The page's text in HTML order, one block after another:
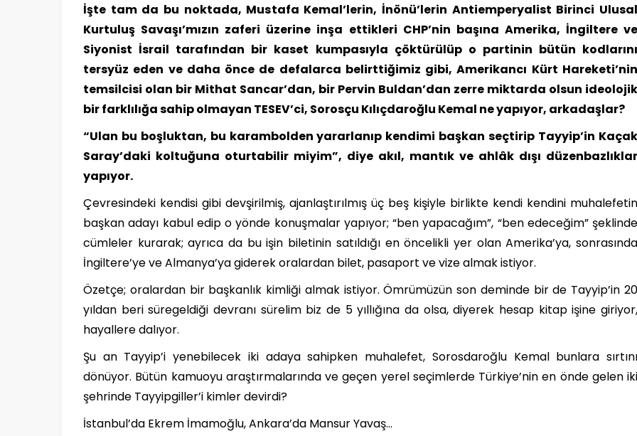
İşte tam da bu noktada, Mustafa Kemal’lerin, İnönü’lerin Antiemperyalist Birinci Ulusal
Kurtuluş Savaşı’mızın zaferi üzerine inşa ettikleri CHP’nin başına Amerika, İngiltere ve
Siyonist İsrail tarafından bir kaset kumpasıyla çöktürülüp o partinin bütün kodlarını
tersyüz eden ve daha önce de defalarca belirttiğimiz gibi, Amerikancı Kürt Hareketi’nin
temsilcisi olan bir Mithat Sancar’dan, bir Pervin Buldan’dan zerre miktarda olsun ideolojik
bir farklılığa sahip olmayan TESEV’ci, Sorosçu Kılıçdaroğlu Kemal ne yapıyor, arkadaşlar?
“Ulan bu boşluktan, bu karambolden yararlanıp kendimi başkan seçtirip Tayyip’in Kaçak
Saray’daki koltuğuna oturtabilir miyim”, diye akıl, mantık ve ahlâk dışı düzenbazlıklar
yapıyor.
Çevresindeki kendisi gibi devşirilmiş, ajanlaştırılmış üç beş kişiyle birlikte kendi kendini muhalefetin
başkan adayı kabul edip o yönde konuşmalar yapıyor; “ben yapacağım”, “ben edeceğim” şeklinde
cümleler kurarak; ayrıca da bu işin biletinin satıldığı en öncelikli yer olan Amerika’ya, sonrasında
İngiltere’ye ve Almanya’ya giderek oralardan bilet, pasaport ve vize almak istiyor.
Özetçe; oralardan bir başkanlık kimliği almak istiyor. Ömrümüzün son deminde bir de Tayyip’in 20
yıldan beri süregeldiği devranı sürelim biz de 5 yıllığına da olsa, diyerek hesap kitap işine giriyor,
hayallere dalıyor.
Şu an Tayyip’i yenebilecek iki adaya sahipken muhalefet, Sorosdaroğlu Kemal bunlara sırtını
dönüyor. Bütün kamuoyu araştırmalarında ve geçen yerel seçimlerde Türkiye’nin en önde gelen iki
şehrinde Tayyipgiller’i kimler devirdi?
İstanbul’da Ekrem İmamoğlu, Ankara’da Mansur Yavaş…